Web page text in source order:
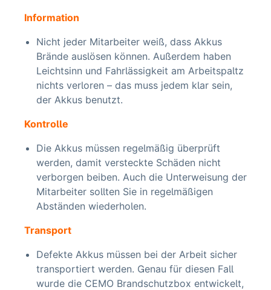
Information
Nicht jeder Mitarbeiter weiß, dass Akkus
Brände auslösen können. Außerdem haben
Leichtsinn und Fahrlässigkeit am Arbeitspaltz
nichts verloren – das muss jedem klar sein,
der Akkus benutzt.
Kontrolle
Die Akkus müssen regelmäßig überprüft
werden, damit versteckte Schäden nicht
verborgen beiben. Auch die Unterweisung der
Mitarbeiter sollten Sie in regelmäßigen
Abständen wiederholen.
Transport
Defekte Akkus müssen bei der Arbeit sicher
transportiert werden. Genau für diesen Fall
wurde die CEMO Brandschutzbox entwickelt,